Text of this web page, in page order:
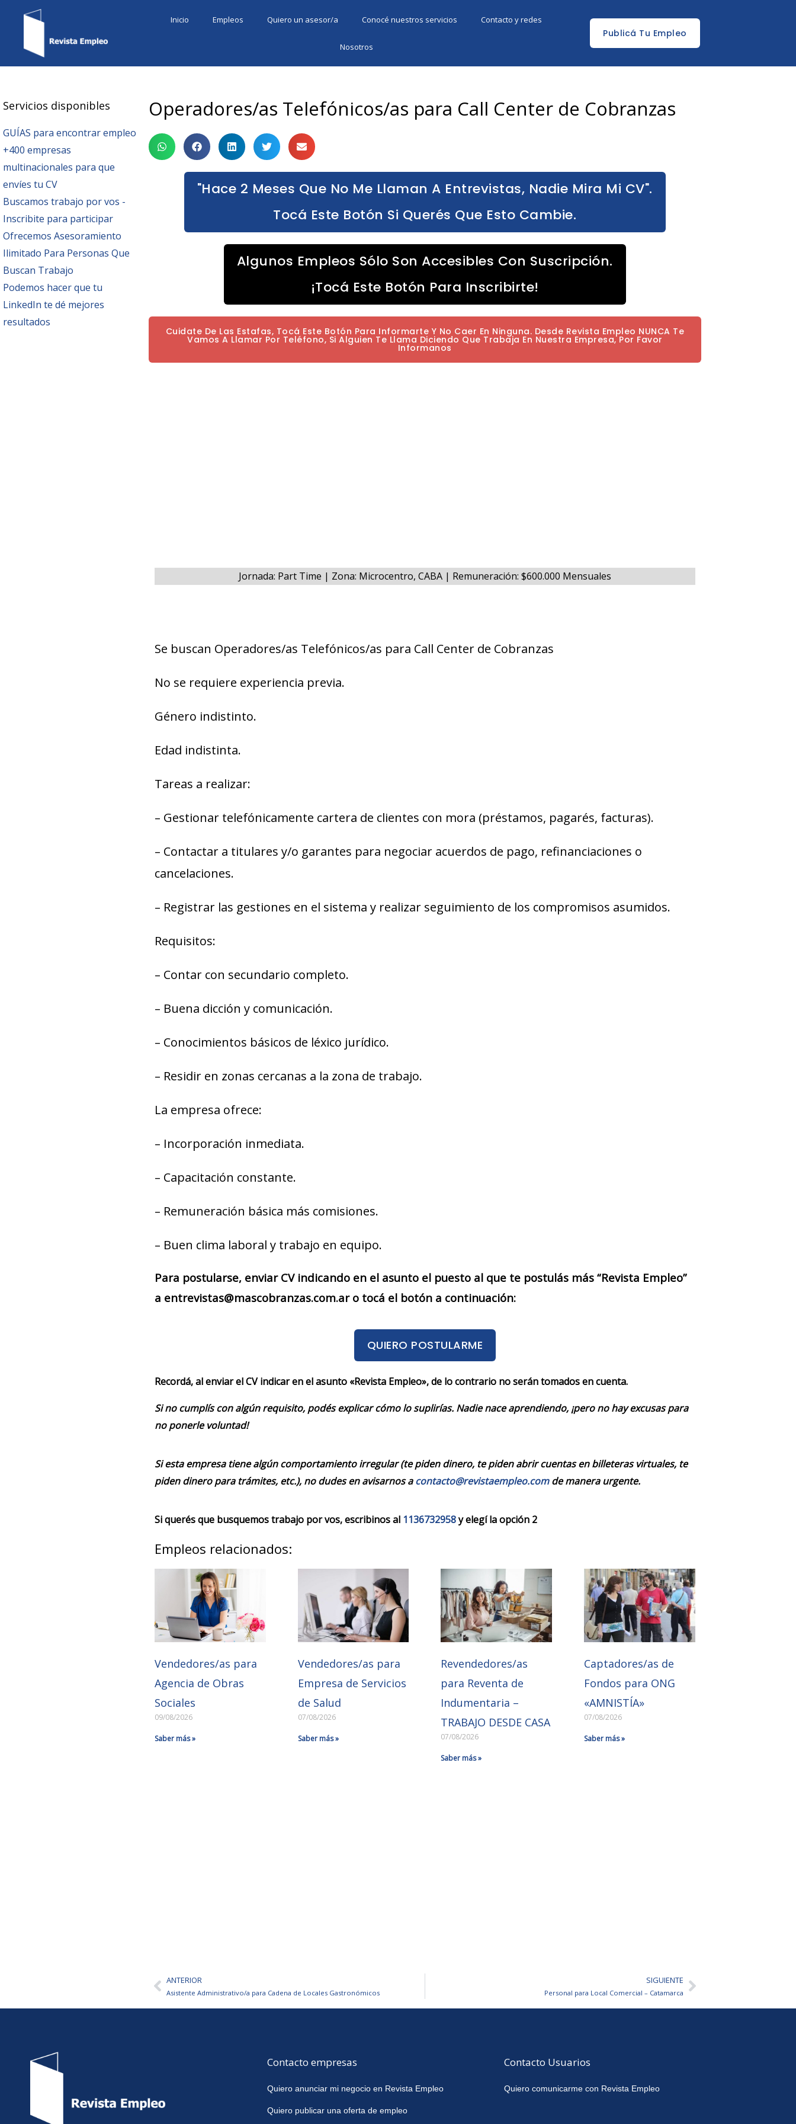
Inicio Empleos Quiero un asesor/a Conocé nuestros servicios Contacto y redes
Nosotros
Publicá Tu Empleo
Servicios disponibles
GUÍAS para encontrar empleo
+400 empresas
multinacionales para que
envíes tu CV
Buscamos trabajo por vos -
Inscribite para participar
Ofrecemos Asesoramiento
Ilimitado Para Personas Que
Buscan Trabajo
Podemos hacer que tu
LinkedIn te dé mejores
resultados
Operadores/as Telefónicos/as para Call Center de Cobranzas
"Hace 2 Meses Que No Me Llaman A Entrevistas, Nadie Mira Mi CV".
Tocá Este Botón Si Querés Que Esto Cambie.
Algunos Empleos Sólo Son Accesibles Con Suscripción.
¡Tocá Este Botón Para Inscribirte!
Cuidate De Las Estafas, Tocá Este Botón Para Informarte Y No Caer En Ninguna. Desde Revista Empleo NUNCA Te
Vamos A Llamar Por Teléfono, Si Alguien Te Llama Diciendo Que Trabaja En Nuestra Empresa, Por Favor
Informanos
Jornada: Part Time | Zona: Microcentro, CABA | Remuneración: $600.000 Mensuales
Se buscan Operadores/as Telefónicos/as para Call Center de Cobranzas
No se requiere experiencia previa.
Género indistinto.
Edad indistinta.
Tareas a realizar:
– Gestionar telefónicamente cartera de clientes con mora (préstamos, pagarés, facturas).
– Contactar a titulares y/o garantes para negociar acuerdos de pago, refinanciaciones o
cancelaciones.
– Registrar las gestiones en el sistema y realizar seguimiento de los compromisos asumidos.
Requisitos:
– Contar con secundario completo.
– Buena dicción y comunicación.
– Conocimientos básicos de léxico jurídico.
– Residir en zonas cercanas a la zona de trabajo.
La empresa ofrece:
– Incorporación inmediata.
– Capacitación constante.
– Remuneración básica más comisiones.
– Buen clima laboral y trabajo en equipo.
Para postularse, enviar CV indicando en el asunto el puesto al que te postulás más “Revista Empleo”
a entrevistas@mascobranzas.com.ar o tocá el botón a continuación:
QUIERO POSTULARME
Recordá, al enviar el CV indicar en el asunto «Revista Empleo», de lo contrario no serán tomados en cuenta.
Si no cumplís con algún requisito, podés explicar cómo lo suplirías. Nadie nace aprendiendo, ¡pero no hay excusas para
no ponerle voluntad!
Si esta empresa tiene algún comportamiento irregular (te piden dinero, te piden abrir cuentas en billeteras virtuales, te
piden dinero para trámites, etc.), no dudes en avisarnos acontacto@revistaempleo.comde manera urgente.
Si querés que busquemos trabajo por vos, escribinos al 1136732958y elegí la opción 2
Empleos relacionados:
Vendedores/as para
Agencia de Obras
Sociales
09/08/2026
Saber más »
Vendedores/as para
Empresa de Servicios
de Salud
07/08/2026
Saber más »
Revendedores/as
para Reventa de
Indumentaria –
TRABAJO DESDE CASA
07/08/2026
Saber más »
Captadores/as de
Fondos para ONG
«AMNISTÍA»
07/08/2026
Saber más »
AntANTERIOR
Asistente Administrativo/a para Cadena de Locales Gastronómicos
SIGUIENTE
Personal para Local Comercial – CatamarcaSiguiente
Contacto empresas
Quiero anunciar mi negocio en Revista Empleo
Quiero publicar una oferta de empleo
Contacto Usuarios
Quiero comunicarme con Revista Empleo